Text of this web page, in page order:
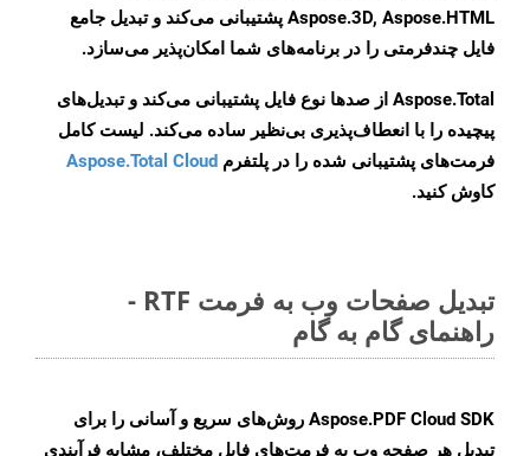
Aspose.3D, Aspose.HTML پشتیبانی می‌کند و تبدیل جامع
فایل چندفرمتی را در برنامه‌های شما امکان‌پذیر می‌سازد.
Aspose.Total از صدها نوع فایل پشتیبانی می‌کند و تبدیل‌های
پیچیده را با انعطاف‌پذیری بی‌نظیر ساده می‌کند. لیست کامل
فرمت‌های پشتیبانی شده را در پلتفرم Aspose.Total Cloud
کاوش کنید.
تبدیل صفحات وب به فرمت RTF -
راهنمای گام به گام
Aspose.PDF Cloud SDK روش‌های سریع و آسانی را برای
تبدیل هر صفحه وب به فرمت‌های فایل مختلف، مشابه فرآیندی